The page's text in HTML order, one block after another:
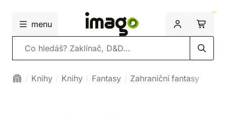
menu
Vyhledávání
Knihy Knihy Fantasy Zahraniční fantasy